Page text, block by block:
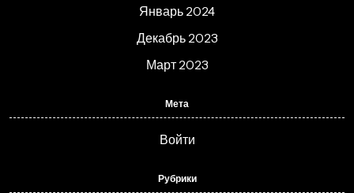
Январь 2024
Декабрь 2023
Март 2023
Мета
Войти
Рубрики